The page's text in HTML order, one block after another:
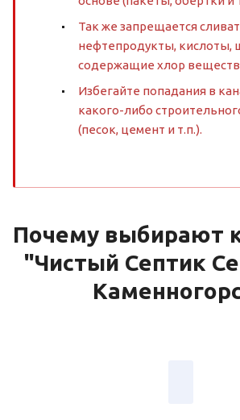
Так же запрещается
нефтепродукты, кислоты,
содержащие хлор
Избегайте попадания в
какого-либо
(песок, цемент и т.п.).
Почему выбирают
"Чистый Септик